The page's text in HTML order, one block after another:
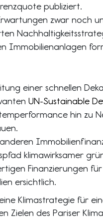
publiziert.
zwar noch
Immobilienanlagen
einer schnellen
UN-Sustainable
hin zu
klimawirksamer
Finanzierungen
ersichtlich.
Klimastrategie für
Zielen des Pariser